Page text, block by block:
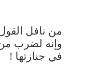
من نافل
وإنه لضرب
في جنازتها !